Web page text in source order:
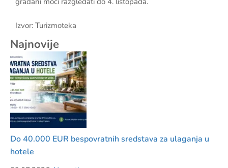
Izvor: Turizmoteka
Najnovije
Do 40.000 EUR bespovratnih sredstava za ulaganja u
hotele